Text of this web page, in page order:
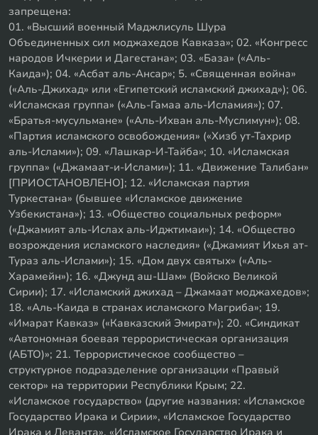
запрещена:
01. «Высший военный Маджлисуль Шура
Объединенных сил моджахедов Кавказа»; 02. «Конгресс
народов Ичкерии и Дагестана»; 03. «База» («Аль-
Каида»); 04. «Асбат аль-Ансар»; 5. «Священная война»
(«Аль-Джихад» или «Египетский исламский джихад»); 06.
«Исламская группа» («Аль-Гамаа аль-Исламия»); 07.
«Братья-мусульмане» («Аль-Ихван аль-Муслимун»); 08.
«Партия исламского освобождения» («Хизб ут-Тахрир
аль-Ислами»); 09. «Лашкар-И-Тайба»; 10. «Исламская
группа» («Джамаат-и-Ислами»); 11. «Движение Талибан»
[ПРИОСТАНОВЛЕНО]; 12. «Исламская партия
Туркестана» (бывшее «Исламское движение
Узбекистана»); 13. «Общество социальных реформ»
(«Джамият аль-Ислах аль-Иджтимаи»); 14. «Общество
возрождения исламского наследия» («Джамият Ихья ат-
Тураз аль-Ислами»); 15. «Дом двух святых» («Аль-
Харамейн»); 16. «Джунд аш-Шам» (Войско Великой
Сирии); 17. «Исламский джихад – Джамаат моджахедов»;
18. «Аль-Каида в странах исламского Магриба»; 19.
«Имарат Кавказ» («Кавказский Эмират»); 20. «Синдикат
«Автономная боевая террористическая организация
(АБТО)»; 21. Террористическое сообщество –
структурное подразделение организации «Правый
сектор» на территории Республики Крым; 22.
«Исламское государство» (другие названия: «Исламское
Государство Ирака и Сирии», «Исламское Государство
Ирака и Леванта», «Исламское Государство Ирака и